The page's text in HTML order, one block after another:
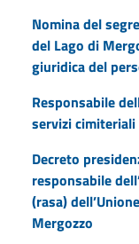
Nomina del
del Lago di
giuridica del
Responsabile
servizi
Decreto
responsabile
(rasa)
Mergozzo